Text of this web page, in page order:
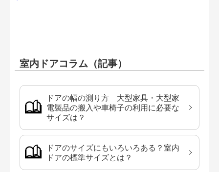
室内ドアコラム（記事）
ドアの幅の測り方 大型家具・大型家
電製品の搬入や車椅子の利用に必要な
サイズは？
ドアのサイズにもいろいろある？室内
ドアの標準サイズとは？